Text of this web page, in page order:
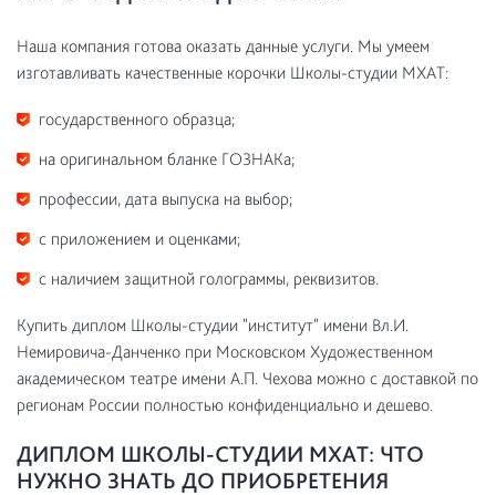
Наша компания готова оказать данные услуги. Мы умеем
изготавливать качественные корочки Школы-студии МХАТ:
государственного образца;
на оригинальном бланке ГОЗНАКа;
профессии, дата выпуска на выбор;
с приложением и оценками;
с наличием защитной голограммы, реквизитов.
Купить диплом Школы-студии "институт" имени Вл.И.
Немировича-Данченко при Московском Художественном
академическом театре имени А.П. Чехова можно с доставкой по
регионам России полностью конфиденциально и дешево.
ДИПЛОМ ШКОЛЫ-СТУДИИ МХАТ: ЧТО
НУЖНО ЗНАТЬ ДО ПРИОБРЕТЕНИЯ